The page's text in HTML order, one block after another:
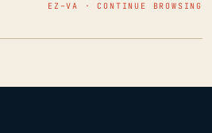
EZ–VA · CONTINUE BROWSING